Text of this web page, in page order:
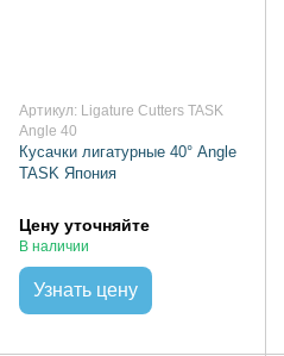
Артикул: Ligature Cutters TASK
Angle 40
Кусачки лигатурные 40° Angle
TASK Япония
Цену уточняйте
В наличии
Узнать цену